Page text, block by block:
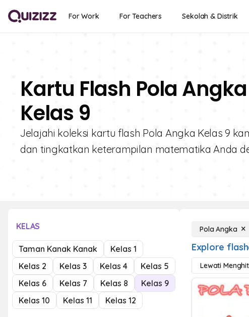
For Work For Teachers Sekolah & Distrik
Kartu Flash Pola
Kelas 9
Jelajahi koleksi kartu flash Pola Angka Kelas 9
dan tingkatkan keterampilan matematika Anda
KELAS
Taman Kanak Kanak
Kelas 1
Kelas 2
Kelas 3 Kelas 4
Kelas 5
Kelas 6
Kelas 7 Kelas 8
Kelas 9
Kelas 10
Kelas 11 Kelas 12
Pola Angka
Explore
Lewati